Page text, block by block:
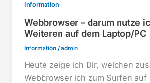
Information
Webbrowser – darum nutze
Weiteren auf dem Laptop/PC
Information/admin
Heute zeige ich Dir, welchen
Webbrowser ich zum Surfen auf